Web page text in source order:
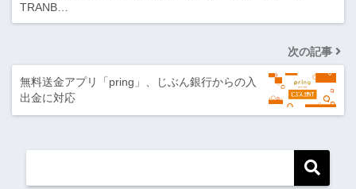
TRANB…
次の記事
無料送金アプリ「pring」、じぶん銀行からの入
出金に対応